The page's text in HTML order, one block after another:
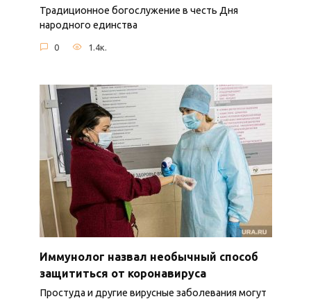
Традиционное богослужение в честь Дня
народного единства
0 1.4к.
Иммунолог назвал необычный способ
защититься от коронавируса
Простуда и другие вирусные заболевания могут